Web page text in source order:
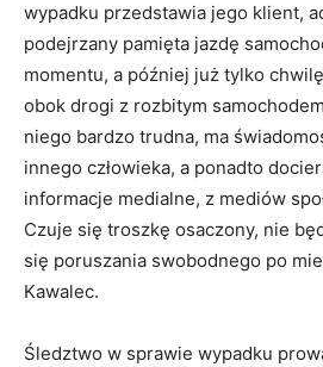
wypadku przedstawia jego klient,
podejrzany pamięta jazdę
momentu, a później już tylko
obok drogi z rozbitym
niego bardzo trudna, ma
innego człowieka, a ponadto
informacje medialne, z mediów
Czuje się troszkę osaczony, nie
się poruszania swobodnego po
Kawalec.
Śledztwo w sprawie wypadku